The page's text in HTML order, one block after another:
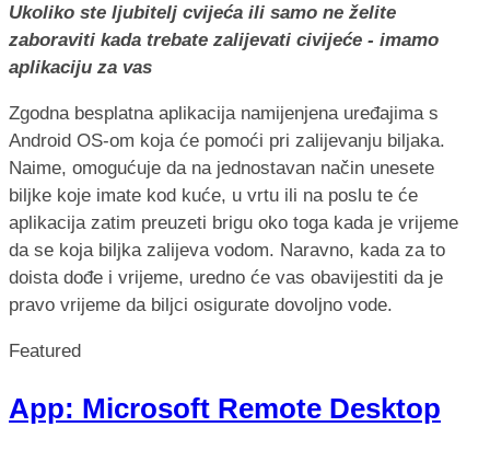
Ukoliko ste ljubitelj cvijeća ili samo ne želite
zaboraviti kada trebate zalijevati civijeće - imamo
aplikaciju za vas
Zgodna besplatna aplikacija namijenjena uređajima s
Android OS-om koja će pomoći pri zalijevanju biljaka.
Naime, omogućuje da na jednostavan način unesete
biljke koje imate kod kuće, u vrtu ili na poslu te će
aplikacija zatim preuzeti brigu oko toga kada je vrijeme
da se koja biljka zalijeva vodom. Naravno, kada za to
doista dođe i vrijeme, uredno će vas obavijestiti da je
pravo vrijeme da biljci osigurate dovoljno vode.
Featured
App: Microsoft Remote Desktop